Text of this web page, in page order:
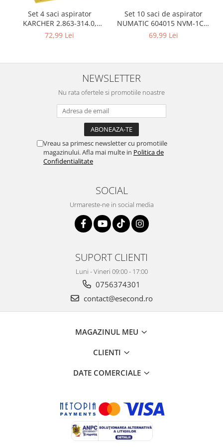
Servere, Componente & UPS
Telecomenzi garaj
Sport & Activitati in aer liber
Sporturi de interior
TV, Audio & Foto
Camere video si sport
Home Cinema & Audio
Set 4 saci aspirator
KARCHER 2.863-314.0,
compatibil cu WD, KWD, SE
72,99 Lei
Set 10 saci de aspirator
NUMATIC 604015 NVM-1CH,
9L
69,99 Lei
NEWSLETTER
Nu rata ofertele si promotiile noastre
Vreau sa primesc newsletter cu promotiile
magazinului. Afla mai multe in Politica de
Confidentialitate
SOCIAL
Urmareste-ne in social media
SUPORT CLIENTI
Luni - Vineri 09:00 - 17:00
0756374301
contact@esecond.ro
MAGAZINUL MEU
CLIENTI
DATE COMERCIALE